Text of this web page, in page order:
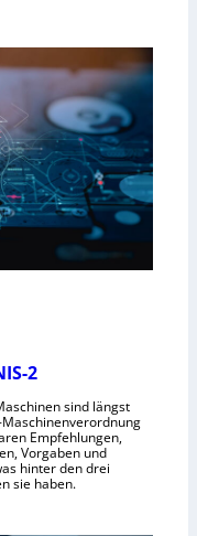
2
sind längst
Maschinenverordnung
Empfehlungen,
Vorgaben und
hinter den drei
sie haben.